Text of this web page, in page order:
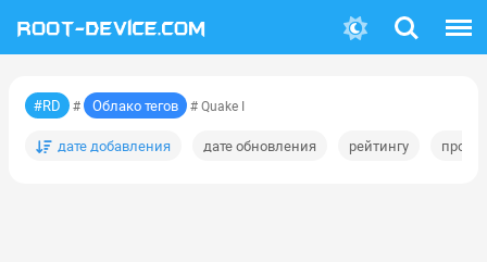
Поиск
#RD # Облако тегов # Quake I
дате добавления дате обновления рейтингу